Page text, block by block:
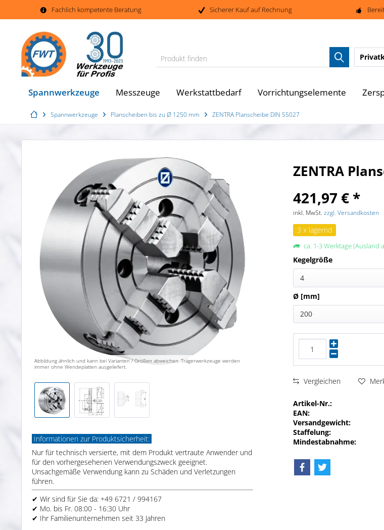
Fachlich kompetente Beratung Sicherer Kauf auf Rechnung
Produkt finden
Spannwerkzeuge Messzeuge Werkstattbedarf Vorrichtungselemente
Spannwerkzeuge Planscheiben bis zu Ø 1250 mm ZENTRA Planscheibe DIN 55027
Abbildung ähnlich und kann bei Varianten / Größen abweichen. Trägerwerkzeuge werden
immer ohne Wendeplatten ausgeliefert.
Informationen zur Produktsicherheit:
Nur für technisch versierte, mit dem Produkt vertraute Anwender und
für den vorhergesehenen Verwendungszweck geeignet.
Unsachgemäße Verwendung kann zu Schäden und Verletzungen
führen.
✔ Wir sind für Sie da: +49 6721 / 994167
✔ Mo. bis Fr. 08:00 - 16:30 Uhr
✔ Ihr Familienunternehmen seit 33 Jahren
ZENTRA
421,97 € *
inkl. MwSt.zzgl. Versandkosten
3 x lagernd
ca. 1-3 Werktage (Ausland
Kegelgröße
4
Ø [mm]
200
Vergleichen
Artikel-Nr.:
EAN:
Versandgewicht:
Staffelung:
Mindestabnahme: